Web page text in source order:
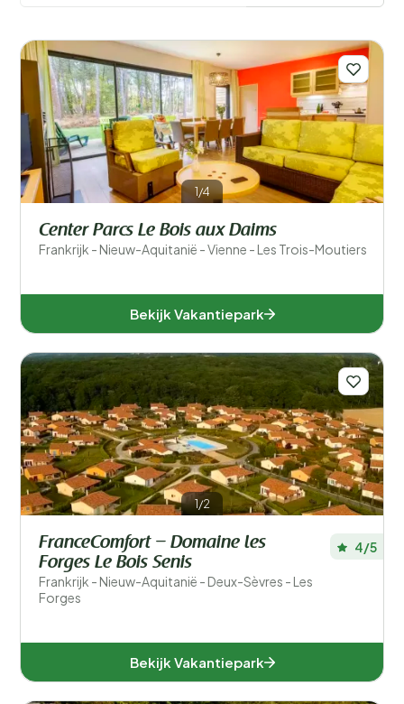
onvergetelijk avontuur in deze prachtige regio van
Algemene parkfaciliteiten
Sport en recreatie
Zwemmen
Faciliteiten accommodatie
Filters opslaan
1/4
Center Parcs Le Bois aux Daims
Frankrijk - Nieuw-Aquitanië - Vienne - Les Trois-Moutiers
Bekijk Vakantiepark
1/2
FranceComfort – Domaine les
Forges Le Bois Senis
Frankrijk - Nieuw-Aquitanië - Deux-Sèvres - Les
Forges
4/5
Bekijk Vakantiepark